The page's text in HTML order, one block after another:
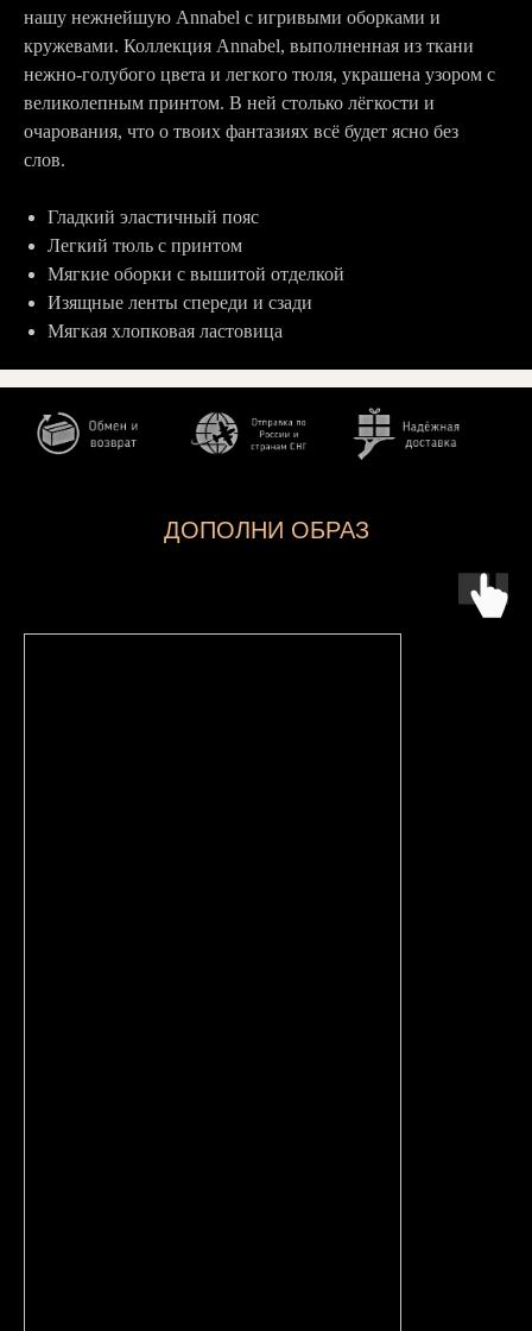
нашу нежнейшую Annabel с игривыми оборками и
кружевами. Коллекция Annabel, выполненная из ткани
нежно-голубого цвета и легкого тюля, украшена узором с
великолепным принтом. В ней столько лёгкости и
очарования, что о твоих фантазиях всё будет ясно без
слов.
Гладкий эластичный пояс
Легкий тюль с принтом
Мягкие оборки с вышитой отделкой
Изящные ленты спереди и сзади
Мягкая хлопковая ластовица
ДОПОЛНИ ОБРАЗ